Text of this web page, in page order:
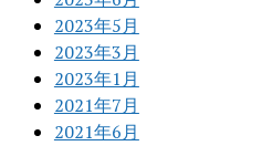
2023年5月
2023年3月
2023年1月
2021年7月
2021年6月